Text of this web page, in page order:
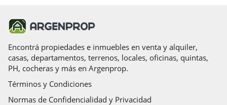
Encontrá propiedades e inmuebles en venta y alquiler,
casas, departamentos, terrenos, locales, oficinas, quintas,
PH, cocheras y más en Argenprop.
Términos y Condiciones
Normas de Confidencialidad y Privacidad